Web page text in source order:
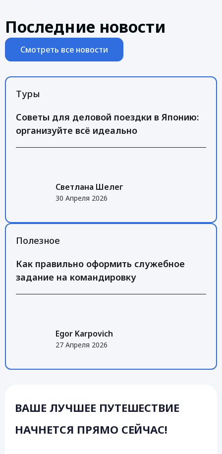
Последние новости
Смотреть все новости
Туры
Советы для деловой поездки в Японию:
организуйте всё идеально
Светлана Шелег
30 Апреля 2026
Полезное
Как правильно оформить служебное
задание на командировку
Egor Karpovich
27 Апреля 2026
ВАШЕ ЛУЧШЕЕ ПУТЕШЕСТВИЕ
НАЧНЕТСЯ ПРЯМО СЕЙЧАС!